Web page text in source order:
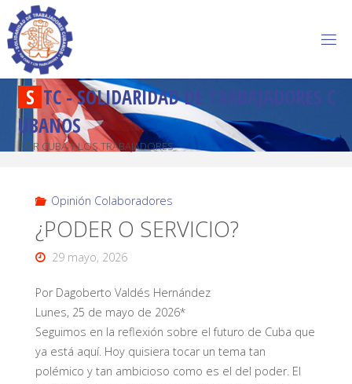
S TC-SOLIDARIDADD R A BAJADORES C
U BANOS
POR CUBA Y LOS TRABAJADORES
Opinión Colaboradores
¿PODER O SERVICIO?
29 mayo, 2026
Por Dagoberto Valdés Hernández
Lunes, 25 de mayo de 2026*
Seguimos en la reflexión sobre el futuro de Cuba que
ya está aquí. Hoy quisiera tocar un tema tan
polémico y tan ambicioso como es el del poder. El